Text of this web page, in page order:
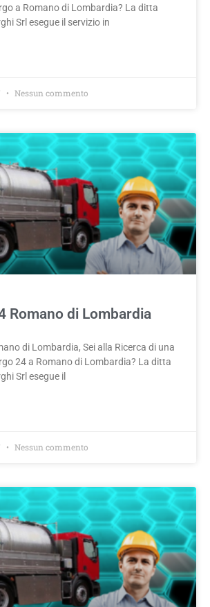
a Romano di Lombardia? La ditta
Srl esegue il servizio in
Nessun commento
Romano di Lombardia
di Lombardia, Sei alla Ricerca di una
24 a Romano di Lombardia? La ditta
Srl esegue il
Nessun commento